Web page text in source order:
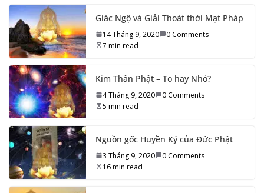
Giác Ngộ và Giải Thoát thời Mạt Pháp
14 Tháng 9, 2020
0 Comments
7 min read
Kim Thân Phật – To hay Nhỏ?
4 Tháng 9, 2020
0 Comments
5 min read
Nguồn gốc Huyền Ký của Đức Phật
3 Tháng 9, 2020
0 Comments
16 min read